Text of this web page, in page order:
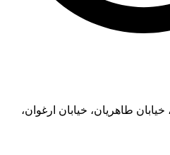
طاهریان، خیابان ارغوان،